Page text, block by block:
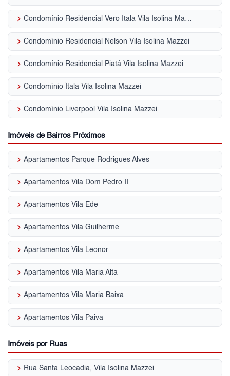
keyboard_arrow_right Condomínio Residencial Vero Itala Vila Isolina Mazzei
keyboard_arrow_right Condomínio Residencial Nelson Vila Isolina Mazzei
keyboard_arrow_right Condomínio Residencial Piatá Vila Isolina Mazzei
keyboard_arrow_right Condomínio Ítala Vila Isolina Mazzei
keyboard_arrow_right Condomínio Liverpool Vila Isolina Mazzei
Imóveis de Bairros Próximos
keyboard_arrow_right Apartamentos Parque Rodrigues Alves
keyboard_arrow_right Apartamentos Vila Dom Pedro II
keyboard_arrow_right Apartamentos Vila Ede
keyboard_arrow_right Apartamentos Vila Guilherme
keyboard_arrow_right Apartamentos Vila Leonor
keyboard_arrow_right Apartamentos Vila Maria Alta
keyboard_arrow_right Apartamentos Vila Maria Baixa
keyboard_arrow_right Apartamentos Vila Paiva
Imóveis por Ruas
keyboard_arrow_right Rua Santa Leocadia, Vila Isolina Mazzei